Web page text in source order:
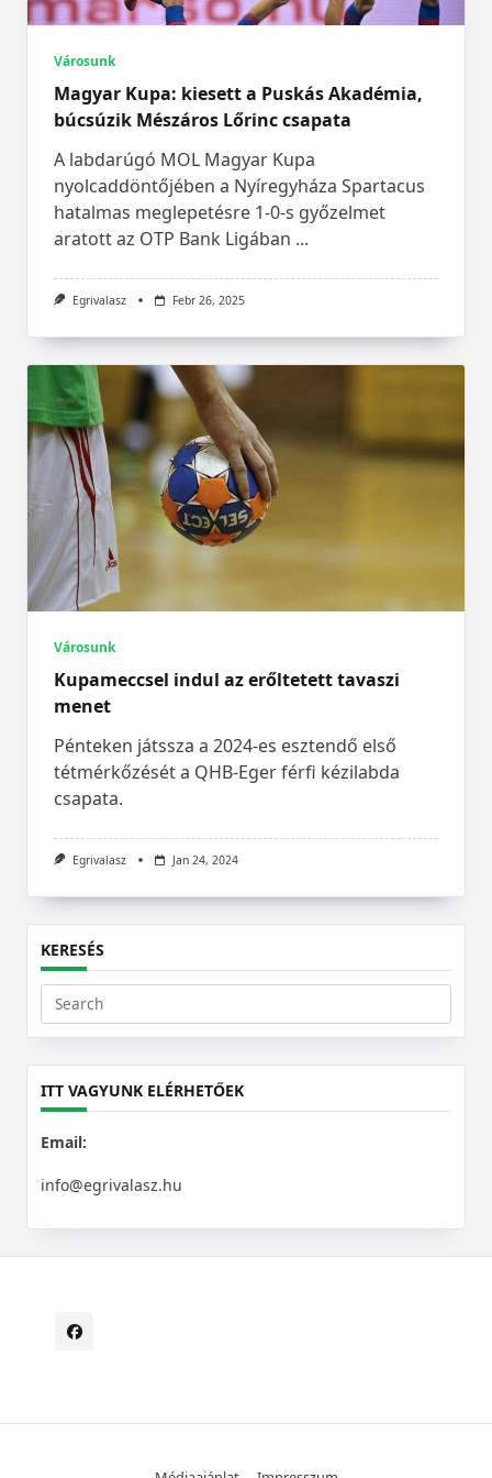
Városunk
Magyar Kupa: kiesett a Puskás Akadémia,
búcsúzik Mészáros Lőrinc csapata
A labdarúgó MOL Magyar Kupa
nyolcaddöntőjében a Nyíregyháza Spartacus
hatalmas meglepetésre 1-0-s győzelmet
aratott az OTP Bank Ligában ...
Egrivalasz Febr 26, 2025
Városunk
Kupameccsel indul az erőltetett tavaszi
menet
Pénteken játssza a 2024-es esztendő első
tétmérkőzését a QHB-Eger férfi kézilabda
csapata.
Egrivalasz Jan 24, 2024
KERESÉS
Search
for:
ITT VAGYUNK ELÉRHETŐEK
Email:
info@egrivalasz.hu